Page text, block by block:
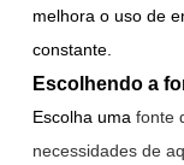
melhora o uso de
constante.
Escolhendo a
Escolha uma fonte
necessidades de